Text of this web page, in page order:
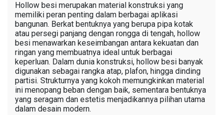
Hollow besi merupakan material konstruksi yang
memiliki peran penting dalam berbagai aplikasi
bangunan. Berkat bentuknya yang berupa pipa kotak
atau persegi panjang dengan rongga di tengah, hollow
besi menawarkan keseimbangan antara kekuatan dan
ringan yang membuatnya ideal untuk berbagai
keperluan. Dalam dunia konstruksi, hollow besi banyak
digunakan sebagai rangka atap, plafon, hingga dinding
partisi. Strukturnya yang kokoh memungkinkan material
ini menopang beban dengan baik, sementara bentuknya
yang seragam dan estetis menjadikannya pilihan utama
dalam desain modern.